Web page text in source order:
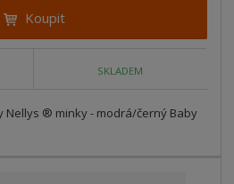
Koupit
SKLADEM
Nellys ® minky - modrá/černý Baby